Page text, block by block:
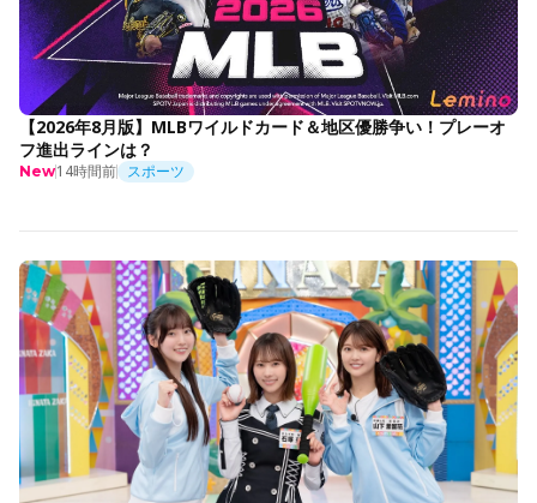
【2026年8月版】MLBワイルドカード＆地区優勝争い！プレーオ
フ進出ラインは？
New14時間前 スポーツ